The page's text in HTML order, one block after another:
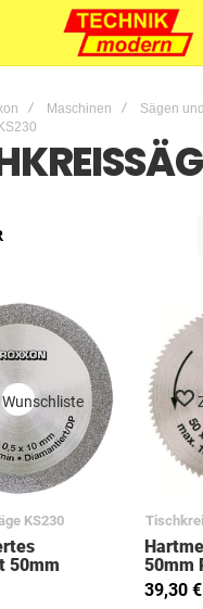
Maschinen
Sägen
KS230
50mm
50mm
39,30 €